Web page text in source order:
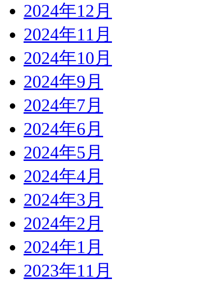
2024年12月
2024年11月
2024年10月
2024年9月
2024年7月
2024年6月
2024年5月
2024年4月
2024年3月
2024年2月
2024年1月
2023年11月